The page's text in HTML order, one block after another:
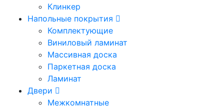
Клинкер
Напольные покрытия
Комплектующие
Виниловый ламинат
Массивная доска
Паркетная доска
Ламинат
Двери
Межкомнатные